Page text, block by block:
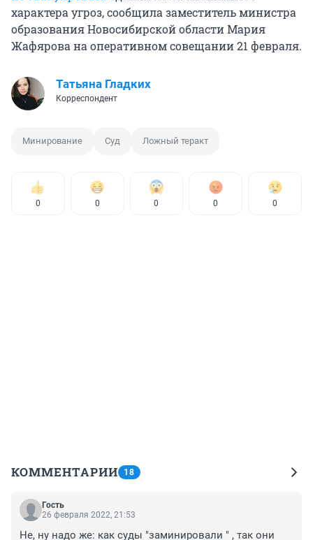
характера угроз, сообщила заместитель министра
образования Новосибирской области Мария
Жафярова на оперативном совещании 21 февраля.
Татьяна Гладких
Корреспондент
Минирование Суд Ложный теракт
0 0 0 0 0
КОММЕНТАРИИ 18
Гость
26 февраля 2022, 21:53
Не, ну надо же: как суды "заминировали " , так они